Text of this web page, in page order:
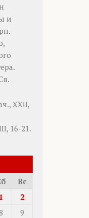
и
XXII,
16-21.
Вс
1
2
9